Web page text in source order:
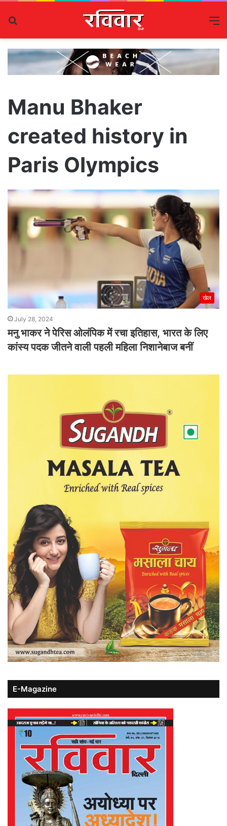
Manu Bhaker
created history in
Paris Olympics
खेल
July 28, 2024
मनु भाकर ने पेरिस ओलंपिक में रचा इतिहास, भारत के लिए
कांस्य पदक जीतने वाली पहली महिला निशानेबाज बनीं
E-Magazine